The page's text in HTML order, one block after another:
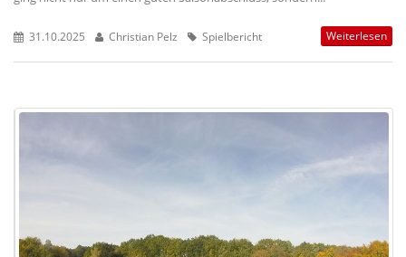
31.10.2025 Christian Pelz Spielbericht Weiterlesen